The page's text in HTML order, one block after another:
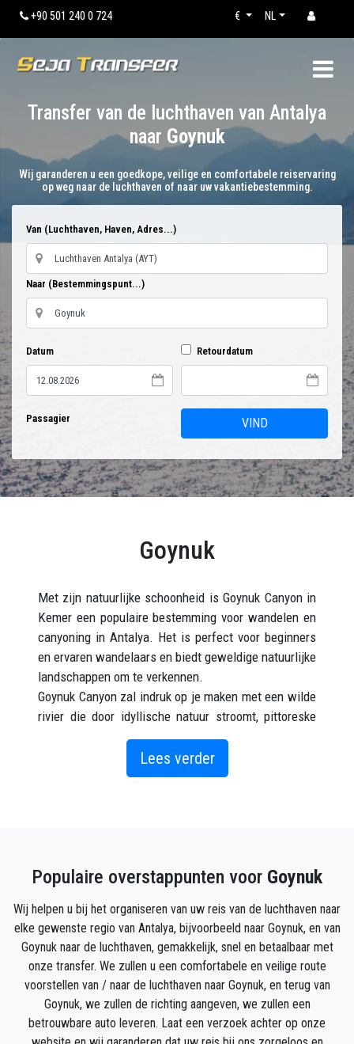
+90 501 240 0 724 NL
€
Transfer van de luchthaven van Antalya
naar Goynuk
Wij garanderen u een goedkope, veilige en comfortabele reiservaring
op weg naar de luchthaven of naar uw vakantiebestemming.
Van (Luchthaven, Haven, Adres...)
Naar (Bestemmingspunt...)
Datum Retourdatum
Passagier VIND
Goynuk
Met zijn natuurlijke schoonheid is Goynuk Canyon in
Kemer een populaire bestemming voor wandelen en
canyoning in Antalya. Het is perfect voor beginners
en ervaren wandelaars en biedt geweldige natuurlijke
landschappen om te verkennen.
Goynuk Canyon zal indruk op je maken met een wilde
rivier die door idyllische natuur stroomt, pittoreske
watervallen en een opmerkelijke kloof.
De canyon is een soort avonturenpark en biedt
diverse gevarieerde activiteiten in de buurt. Deze
met de zipline, die zich 40 meter boven de grond
Het is echter ook mogelijk om op eigen gelegenheid
een ongeveer 3 kilometer lang parcours in de Göynük
Canyon te verkennen.
Hoe kom je in Goynuk?
Via ons kunt u uw privétransfer boeken naar uw
Kiris-bestemming vanaf de luchthaven van Antalya
Lees verder
Populaire overstappunten voor Goynuk
Wij helpen u bij het organiseren van uw reis van de luchthaven naar
elke gewenste regio van Antalya, bijvoorbeeld naar Goynuk, en van
Goynuk naar de luchthaven, gemakkelijk, snel en betaalbaar met
onze transfer. We zullen u een comfortabele en veilige route
voorstellen van / naar de luchthaven naar Goynuk, en terug van
Goynuk, we zullen de richting aangeven, we zullen een
betrouwbare auto leveren. Laat een verzoek achter op onze